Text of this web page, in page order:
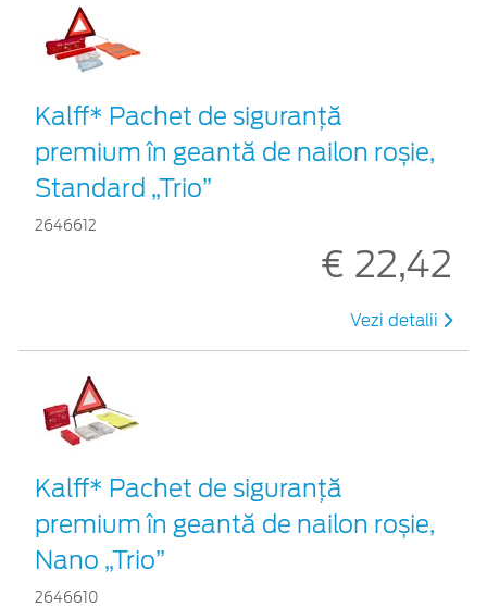
Kalff* Pachet de siguranţă
premium în geantă de nailon roșie,
Standard „Trio”
2646612
€ 22,42
Vezi detalii
Kalff* Pachet de siguranţă
premium în geantă de nailon roșie,
Nano „Trio”
2646610